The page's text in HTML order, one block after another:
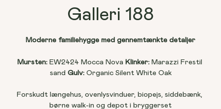
Galleri 188
Moderne familiehygge med gennemtænkte detaljer
Mursten: EW2424 Mocca Nova Klinker: Marazzi Frestil
sand Gulv: Organic Silent White Oak
Forskudt længehus, ovenlysvinduer, biopejs, siddebænk,
børne walk-in og depot i bryggerset